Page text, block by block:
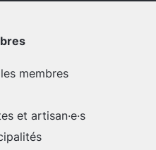
membres
et artisan·e·s